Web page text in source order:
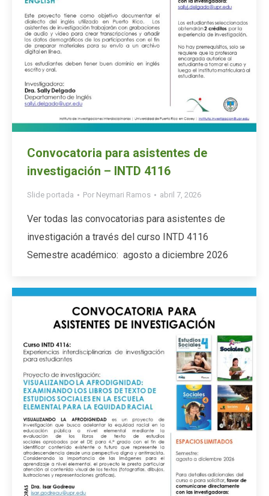
Convocatoria para asistentes de
investigación – INTD 4116
Slide portada Por Neymari Ramos abril 7, 2026
Ver todas las convocatorias para asistentes de
investigación a través del curso INTD 4116
Semestre académico: agosto a diciembre 2026